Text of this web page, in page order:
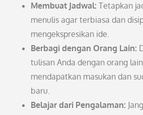
Membuat Jadwal: Tetapkan
menulis agar terbiasa dan
mengekspresikan ide.
Berbagi dengan Orang Lain:
tulisan Anda dengan orang
mendapatkan masukan dan
baru.
Belajar dari Pengalaman: